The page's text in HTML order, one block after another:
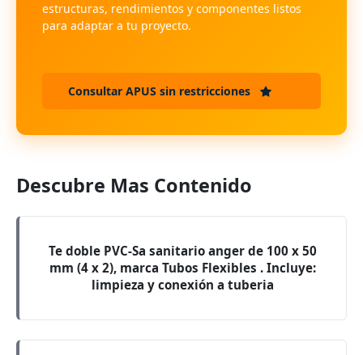
estructuras, rendimientos y componentes listos
para adaptar a tu proyecto.
Consultar APUS sin restricciones
Descubre Mas Contenido
Te doble PVC-Sa sanitario anger de 100 x 50
mm (4 x 2), marca Tubos Flexibles . Incluye:
limpieza y conexión a tuberia